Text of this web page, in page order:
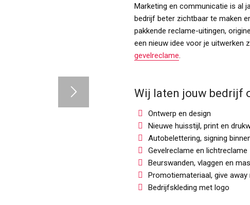
Marketing en communicatie is al
bedrijf beter zichtbaar te maken
pakkende reclame-uitingen,
een nieuw idee voor je uitwerken
gevelreclame.
Wij laten jouw bedrijf
Ontwerp en design
Nieuwe huisstijl, print en
Autobelettering, signing
Gevelreclame en lichtreclame
Beurswanden, vlaggen en
Promotiemateriaal, give
Bedrijfskleding met logo